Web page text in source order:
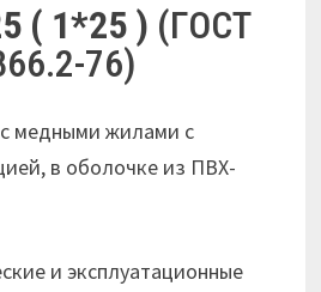
( 1*25 ) (ГОСТ
76)
с медными жилами с
в оболочке из ПВХ-
и эксплуатационные